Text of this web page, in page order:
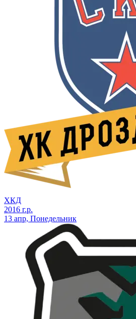
ХКД
2016 г.р.
13 апр, Понедельник